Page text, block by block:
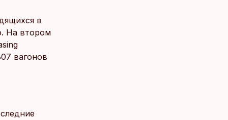
в
На втором
вагонов